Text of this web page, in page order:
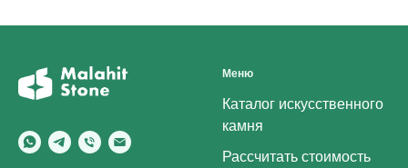
Меню
Каталог искусственного
камня
Рассчитать стоимость